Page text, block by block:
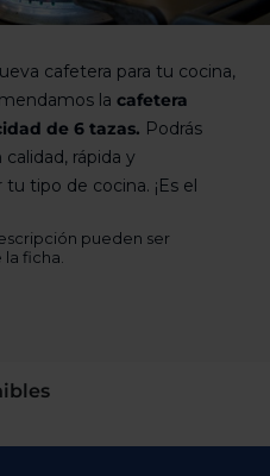
cafetera para tu cocina,
la cafetera
de 6 tazas. Podrás
rápida y
tipo de cocina. ¡Es el
pueden ser
ficha.